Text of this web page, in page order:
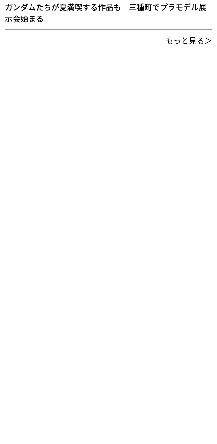
ガンダムたちが夏満喫する作品も 三種町でプラモデル展
示会始まる
もっと見る＞